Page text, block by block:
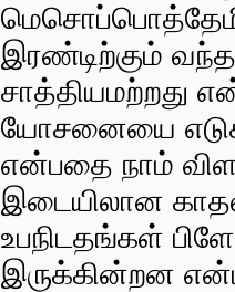
இரண்டிற்கும்
சாத்தியமற்றது
யோசனையை
என்பதை நாம்
இடையிலான
உபநிடதங்கள்
இருக்கின்றன